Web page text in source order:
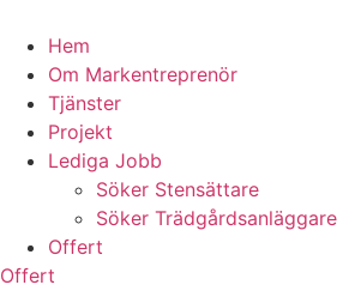
Hem
Om Markentreprenör
Tjänster
Projekt
Lediga Jobb
Söker Stensättare
Söker Trädgårdsanläggare
Offert
Offert